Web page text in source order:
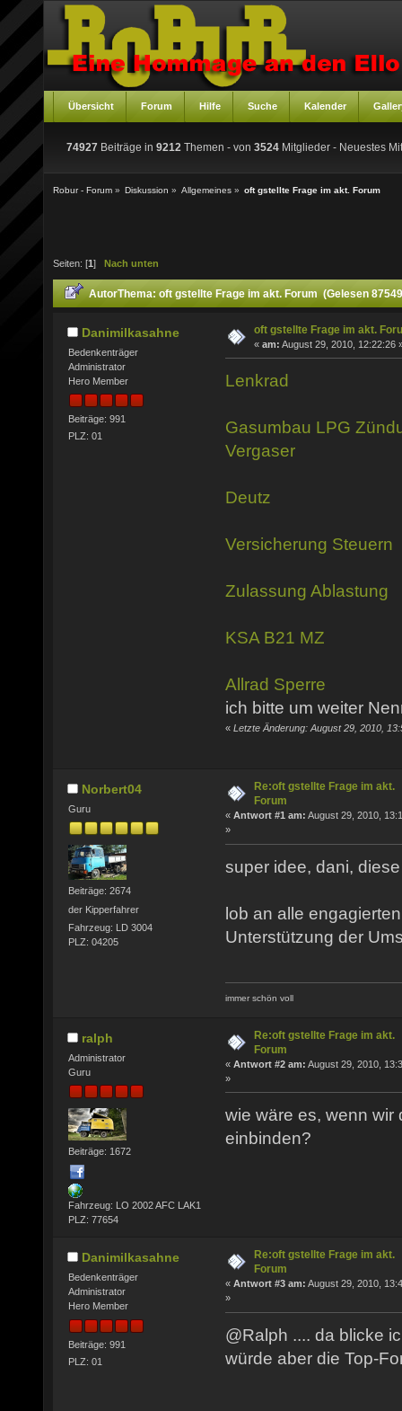
Übersicht Forum Hilfe Suche Kalender
74927 Beiträge in 9212 Themen - von 3524 Mitglieder - Neuestes
Robur - Forum » Diskussion » Allgemeines » oft gstellte Frage im akt. Forum
Seiten: [1 ] Nach unten
AutorThema: oft gstellte Frage im akt. Forum (Gelesen
Danimilkasahne
Bedenkenträger
Administrator
Hero Member
Beiträge: 991
PLZ: 01
oft gstellte Frage im akt.
« am: August 29, 2010, 12:22:26
Lenkrad
Gasumbau LPG
Vergaser
Deutz
Versicherung Steuern
Zulassung Ablastung
KSA B21 MZ
Allrad Sperre
ich bitte um weiter
« Letzte Änderung: August 29, 2010,
Norbert04
Guru
Beiträge: 2674
der Kipperfahrer
Fahrzeug: LD 3004
PLZ: 04205
Re:oft gstellte Frage im akt.
Forum
« Antwort #1 am: August 29, 2010,
»
super idee, dani,
lob an alle
Unterstützung der
immer schön voll
ralph
Administrator
Guru
Beiträge: 1672
Fahrzeug: LO 2002 AFC LAK1
PLZ: 77654
Re:oft gstellte Frage im akt.
Forum
« Antwort #2 am: August 29, 2010,
»
wie wäre es, wenn wir
einbinden?
Danimilkasahne
Bedenkenträger
Administrator
Hero Member
Beiträge: 991
PLZ: 01
Re:oft gstellte Frage im akt.
Forum
« Antwort #3 am: August 29, 2010,
»
@Ralph .... da blicke
würde aber die Top-